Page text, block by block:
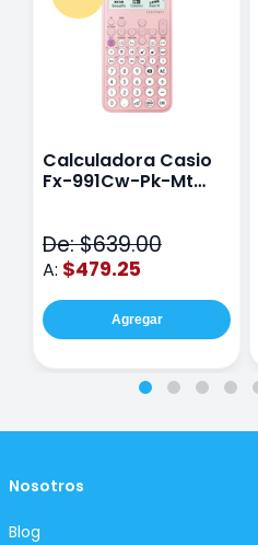
Calculadora Casio
Fx-991Cw-Pk-Mt
De: $639.00
A: $479.25
Agregar
Nosotros
Blog